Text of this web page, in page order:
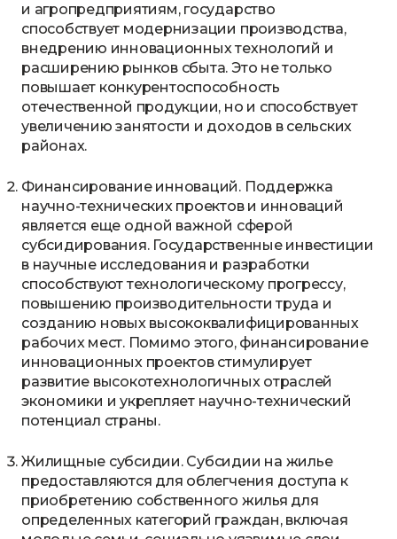
и агропредприятиям, государство
способствует модернизации производства,
внедрению инновационных технологий и
расширению рынков сбыта. Это не только
повышает конкурентоспособность
отечественной продукции, но и способствует
увеличению занятости и доходов в сельских
районах.
Финансирование инноваций. Поддержка
научно-технических проектов и инноваций
является еще одной важной сферой
субсидирования. Государственные инвестиции
в научные исследования и разработки
способствуют технологическому прогрессу,
повышению производительности труда и
созданию новых высококвалифицированных
рабочих мест. Помимо этого, финансирование
инновационных проектов стимулирует
развитие высокотехнологичных отраслей
экономики и укрепляет научно-технический
потенциал страны.
Жилищные субсидии. Субсидии на жилье
предоставляются для облегчения доступа к
приобретению собственного жилья для
определенных категорий граждан, включая